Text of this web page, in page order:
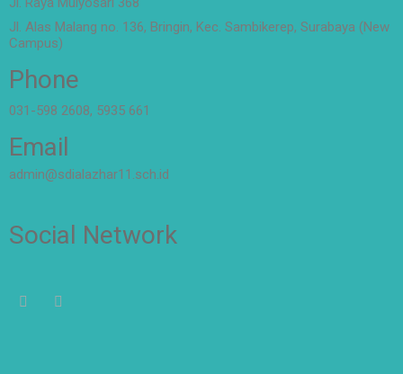
Jl. Alas Malang no. 136, Bringin, Kec. Sambikerep, Surabaya (New
Campus)
Phone
031-598 2608, 5935 661
Email
admin@sdialazhar11.sch.id
Social Network